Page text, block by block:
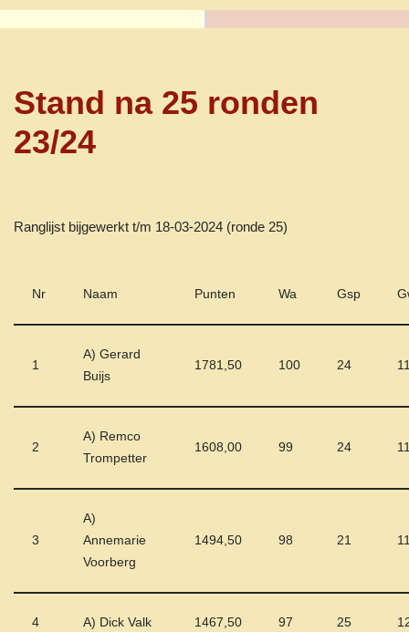
Stand na 25 ronden
23/24
Ranglijst bijgewerkt t/m 18-03-2024 (ronde 25)
Nr Naam Punten Wa Gsp
1
A) Gerard
Buijs
1781,50 100 24
2
A) Remco
Trompetter
1608,00 99 24
3
A)
Annemarie
Voorberg
1494,50 98 21
4 A) Dick Valk 1467,50 97 25